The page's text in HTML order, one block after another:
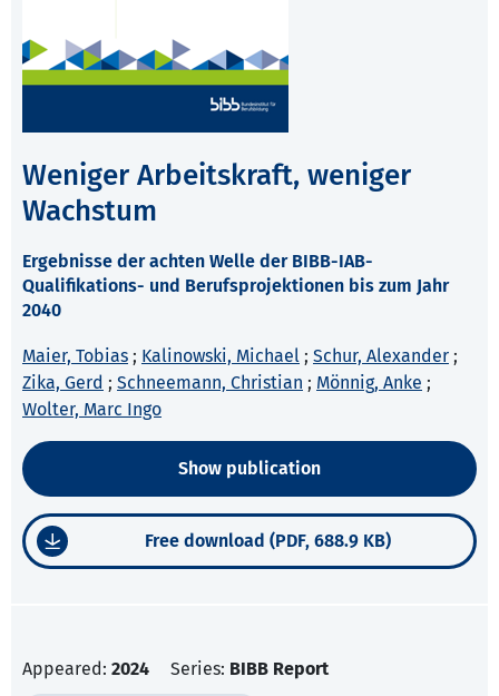
Weniger Arbeitskraft, weniger
Wachstum
Ergebnisse der achten Welle der BIBB-IAB-
Qualifikations- und Berufsprojektionen bis zum Jahr
2040
Maier, Tobias ; Kalinowski, Michael ; Schur, Alexander ;
Zika, Gerd ; Schneemann, Christian ; Mönnig, Anke ;
Wolter, Marc Ingo
Show publication
Free download (PDF, 688.9 KB)
Appeared: 2024 Series: BIBB Report